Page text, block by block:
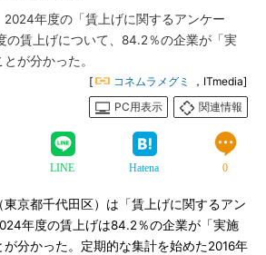
年度の「賃上げに関するアンケー
の賃上げについて、84.2％の企業が「実
が分かった。
[ コネムラメグミ
，ITmedia]
PC用表示
関連情報
LINE Hatena 0
京都千代田区）は「賃上げに関するアン
年度の賃上げは84.2％の企業が「実施
が分かった。定期的な集計を始めた2016年